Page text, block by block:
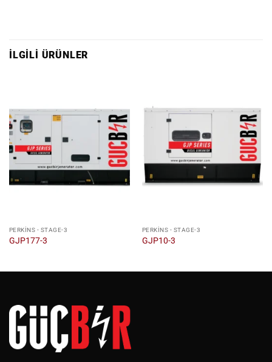
İLGILI ÜRÜNLER
PERKINS - STAGE-3
GJP177-3
PERKINS - STAGE-3
GJP10-3